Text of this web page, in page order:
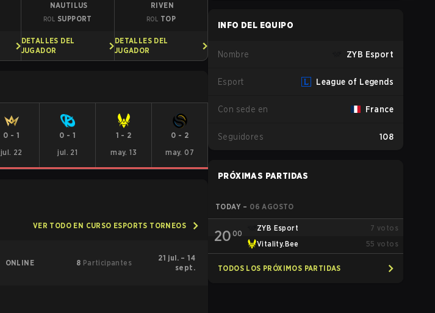
NAUTILUS
ROL SUPPORT
DETALLES DEL
JUGADOR
RIVEN
ROL TOP
DETALLES DEL
JUGADOR
0 - 1
jul. 22
0 - 1
jul. 21
1 - 2
may. 13
0 - 2
may. 07
VER TODO EN CURSO ESPORTS TORNEOS
ONLINE 8 Participantes
21 jul. – 14
sept.
INFO DEL EQUIPO
Nombre ZYB Esport
Esport League of Legends
Con sede en France
Seguidores 108
PRÓXIMAS PARTIDAS
TODAY – 06 AGOSTO
20 00
ZYB Esport 7 votos
Vitality.Bee
55 votos
TODOS LOS PRÓXIMOS PARTIDAS